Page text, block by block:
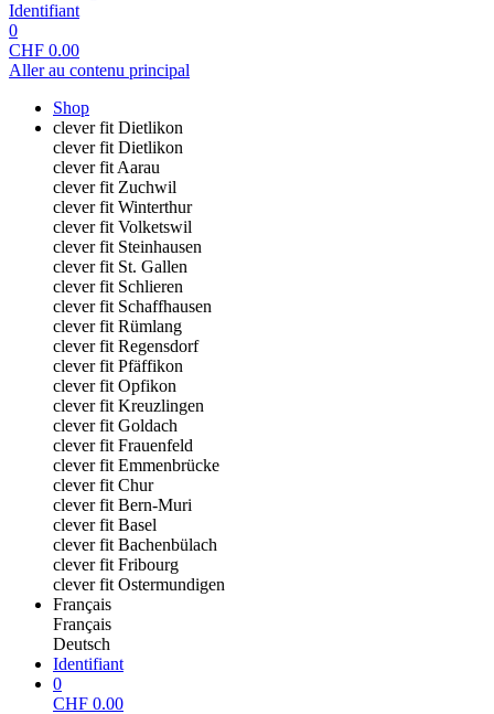
Identifiant
0
CHF 0.00
Aller au contenu principal
Shop
clever fit Dietlikon
clever fit Dietlikon
clever fit Aarau
clever fit Zuchwil
clever fit Winterthur
clever fit Volketswil
clever fit Steinhausen
clever fit St. Gallen
clever fit Schlieren
clever fit Schaffhausen
clever fit Rümlang
clever fit Regensdorf
clever fit Pfäffikon
clever fit Opfikon
clever fit Kreuzlingen
clever fit Goldach
clever fit Frauenfeld
clever fit Emmenbrücke
clever fit Chur
clever fit Bern-Muri
clever fit Basel
clever fit Bachenbülach
clever fit Fribourg
clever fit Ostermundigen
Français
Français
Deutsch
Identifiant
0
CHF 0.00